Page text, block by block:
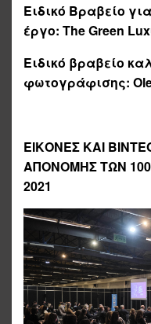
Ειδικό Βραβείο
έργο: The Green
Ειδικό βραβείο
φωτογράφισης:
ΕΙΚΟΝΕΣ ΚΑΙ
ΑΠΟΝΟΜΗΣ ΤΩΝ
2021